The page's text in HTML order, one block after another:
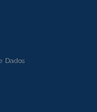
Dados